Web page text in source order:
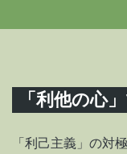
「利他の心
「利己主義」の対